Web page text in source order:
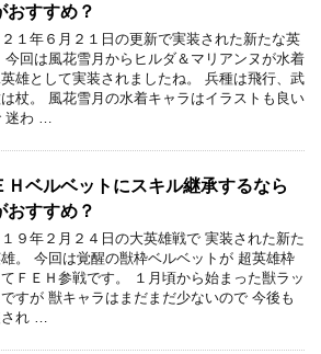
おすすめ？
２１年６月２１日の更新で実装された新たな英
今回は風花雪月からヒルダ＆マリアンヌが水着
雄として実装されましたね。 兵種は飛行、武
杖。 風花雪月の水着キャラはイラストも良い
迷わ …
Ｈベルベットにスキル継承するなら
おすすめ？
１９年２月２４日の大英雄戦で 実装された新た
。 今回は覚醒の獣枠ベルベットが 超英雄枠
てＦＥＨ参戦です。 １月頃から始まった獣ラッ
すが 獣キャラはまだまだ少ないので 今後も
れ …